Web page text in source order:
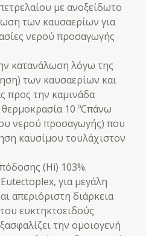
με ανοξείδωτο
των καυσαερίων για
νερού προσαγωγής
κατανάλωση λόγω της
των καυσαερίων και
προς την καμινάδα
10 ºCπάνω
νερού προσαγωγής) που
καυσίμου τουλάχιστον
(Hi) 103%.
για μεγάλη
απεριόριστη διάρκεια
ευκτηκτοειδούς
την ομοιογενή